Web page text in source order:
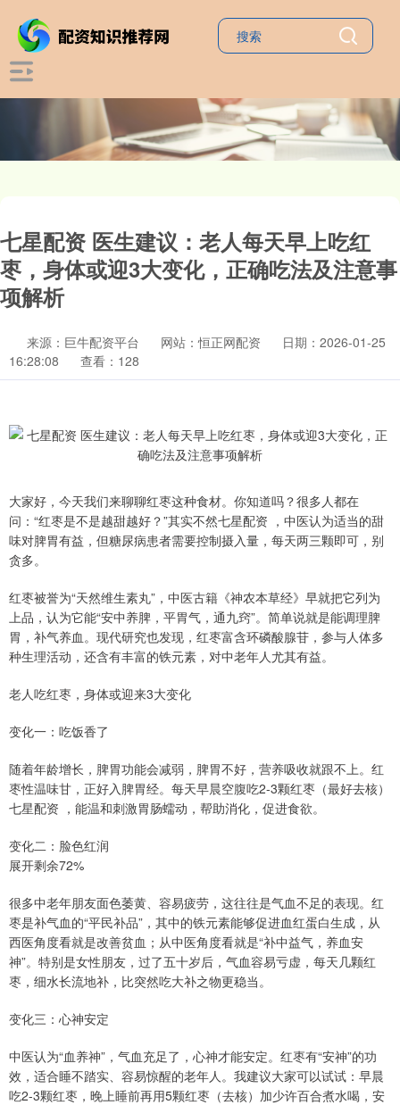
七星配资 医生建议：老人每天早上吃红
枣，身体或迎3大变化，正确吃法及注意事
项解析
来源：巨牛配资平台 网站：恒正网配资
日期：2026-01-25
16:28:08
查看：128
大家好，今天我们来聊聊红枣这种食材。你知道吗？很多人都在
问：“红枣是不是越甜越好？”其实不然七星配资 ，中医认为适当的甜
味对脾胃有益，但糖尿病患者需要控制摄入量，每天两三颗即可，别
贪多。
红枣被誉为“天然维生素丸”，中医古籍《神农本草经》早就把它列为
上品，认为它能“安中养脾，平胃气，通九窍”。简单说就是能调理脾
胃，补气养血。现代研究也发现，红枣富含环磷酸腺苷，参与人体多
种生理活动，还含有丰富的铁元素，对中老年人尤其有益。
老人吃红枣，身体或迎来3大变化
变化一：吃饭香了
随着年龄增长，脾胃功能会减弱，脾胃不好，营养吸收就跟不上。红
枣性温味甘，正好入脾胃经。每天早晨空腹吃2-3颗红枣（最好去核）
七星配资 ，能温和刺激胃肠蠕动，帮助消化，促进食欲。
变化二：脸色红润
展开剩余72%
很多中老年朋友面色萎黄、容易疲劳，这往往是气血不足的表现。红
枣是补气血的“平民补品”，其中的铁元素能够促进血红蛋白生成，从
西医角度看就是改善贫血；从中医角度看就是“补中益气，养血安
神”。特别是女性朋友，过了五十岁后，气血容易亏虚，每天几颗红
枣，细水长流地补，比突然吃大补之物更稳当。
变化三：心神安定
中医认为“血养神”，气血充足了，心神才能安定。红枣有“安神”的功
效，适合睡不踏实、容易惊醒的老年人。我建议大家可以试试：早晨
吃2-3颗红枣，晚上睡前再用5颗红枣（去核）加少许百合煮水喝，安